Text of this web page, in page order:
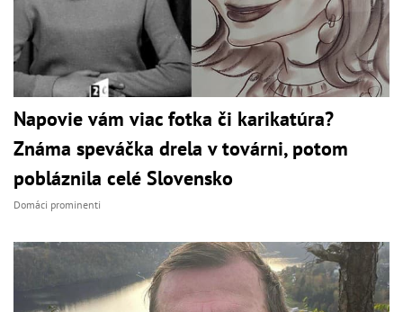
Napovie vám viac fotka či karikatúra?
Známa speváčka drela v továrni, potom
pobláznila celé Slovensko
Domáci prominenti